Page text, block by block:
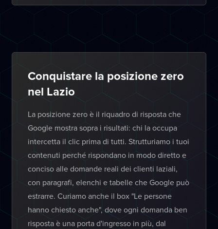
Conquistare la posizione zero
nel Lazio
La posizione zero è il riquadro di risposta che
Google mostra sopra i risultati: chi la occupa
intercetta il clic prima di tutti. Strutturiamo i tuoi
contenuti perché rispondano in modo diretto e
conciso alle domande reali dei clienti laziali,
con paragrafi, elenchi e tabelle che Google può
estrarre. Curiamo anche il box "Le persone
hanno chiesto anche", dove ogni domanda ben
risposta è una porta d'ingresso in più, dal